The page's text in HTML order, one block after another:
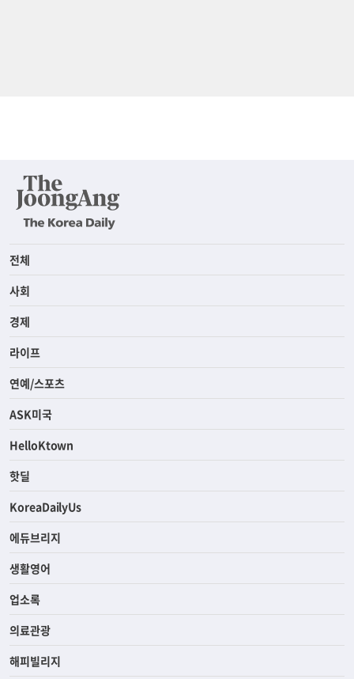
전체
사회
경제
라이프
연예/스포츠
ASK미국
HelloKtown
핫딜
KoreaDailyUs
에듀브리지
생활영어
업소록
의료관광
해피빌리지